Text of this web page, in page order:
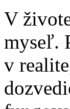
V
myseľ.
v